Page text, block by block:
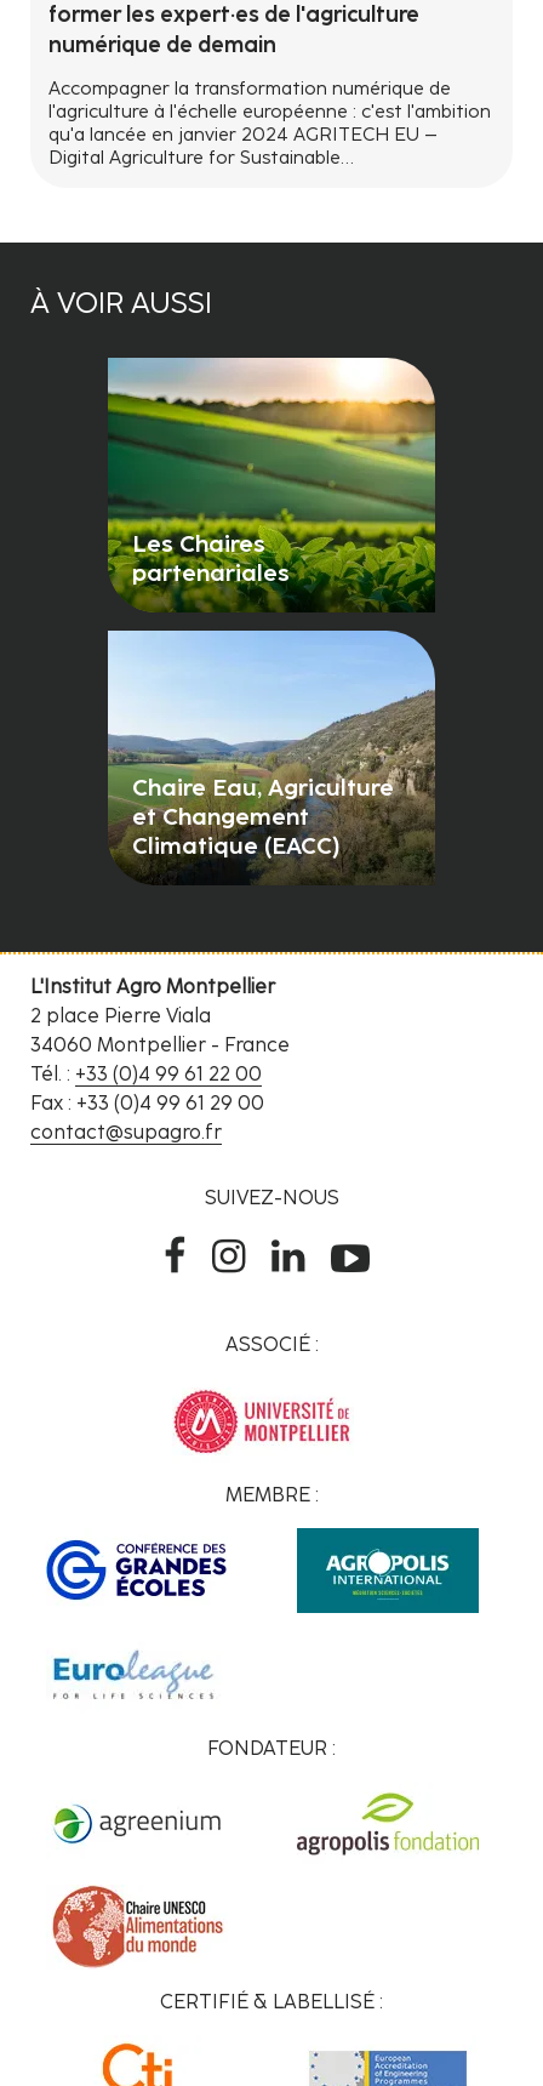
former les expert·es de l'agriculture
numérique de demain
Accompagner la transformation numérique de
l'agriculture à l'échelle européenne : c'est l'ambition
qu'a lancée en janvier 2024 AGRITECH EU –
Digital Agriculture for Sustainable…
À VOIR AUSSI
Les Chaires
partenariales
Chaire Eau, Agriculture
et Changement
Climatique (EACC)
L'Institut Agro Montpellier
2 place Pierre Viala
34060 Montpellier - France
Tél. : +33 (0)4 99 61 22 00
Fax : +33 (0)4 99 61 29 00
contact@supagro.fr
SUIVEZ-NOUS
ASSOCIÉ :
MEMBRE :
FONDATEUR :
CERTIFIÉ & LABELLISÉ :